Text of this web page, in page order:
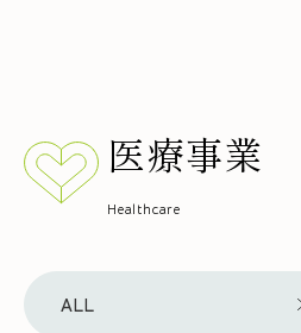
医療事業
Healthcare
ALL